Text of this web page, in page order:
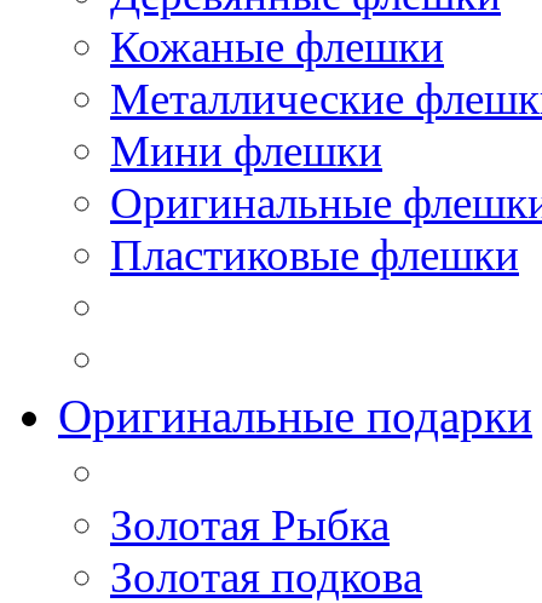
Кожаные флешки
Металлические
Мини флешки
Оригинальные
Пластиковые флешки
Оригинальные подарки
Золотая Рыбка
Золотая подкова